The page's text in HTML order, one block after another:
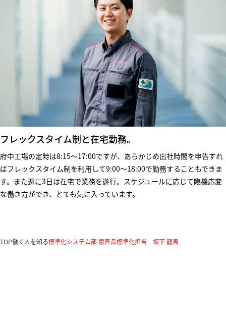
MY PAGE
2027卒 2028卒
フレックスタイム制と在宅勤務。
府中工場の定時は8:15～17:00ですが、あらかじめ出社時間を申告すれ
ばフレックスタイム制を利用して9:00～18:00で勤務することもできま
す。また週に3日は在宅で業務を遂行。スケジュールに応じて臨機応変
な働き方ができ、とても気に入っています。
TOP働く人を知る標準化システム部 意匠品標準化担当 坂下 龍馬